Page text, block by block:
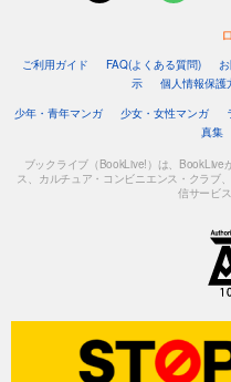
ご利用ガイド FAQ(よくある質問)
示
個人情報保護
少年・青年マンガ
少女・女性マンガ
真集
ブックライブ（BookLive!）は、BookLive
ス、カルチュア・コンビニエンス・クラブ
信サービ